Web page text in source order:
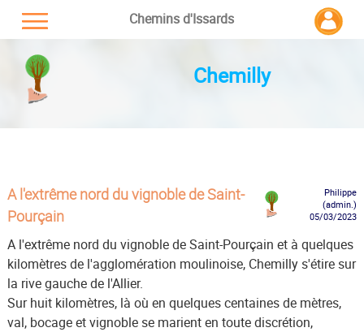
Chemins d'Issards
Chemilly
A l'extrême nord du vignoble de Saint-
Pourçain
Philippe
(admin.)
05/03/2023
A l'extrême nord du vignoble de Saint-Pourçain et à quelques
kilomètres de l'agglomération moulinoise, Chemilly s'étire sur
la rive gauche de l'Allier.
Sur huit kilomètres, là où en quelques centaines de mètres,
val, bocage et vignoble se marient en toute discrétion,